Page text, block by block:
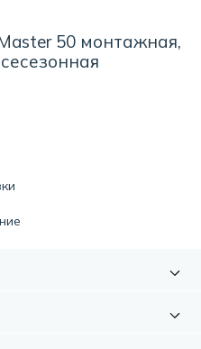
50 монтажная,